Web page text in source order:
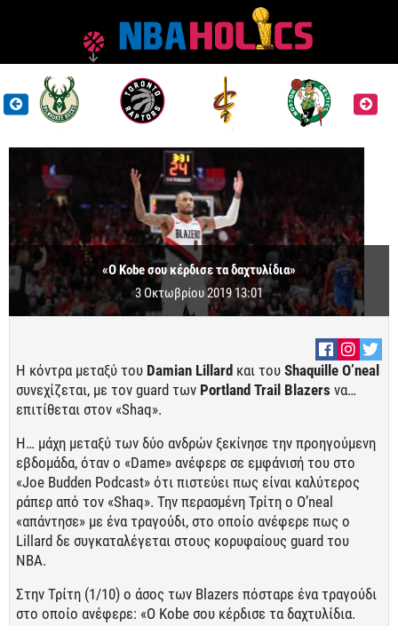
«Ο Kobe σου κέρδισε τα δαχτυλίδια»
3 Οκτωβρίου 2019 13:01
Η κόντρα μεταξύ του Damian Lillard και του Shaquille O’neal
συνεχίζεται, με τον guard των Portland Trail Blazers να…
επιτίθεται στον «Shaq».
Η… μάχη μεταξύ των δύο ανδρών ξεκίνησε την προηγούμενη
εβδομάδα, όταν ο «Dame» ανέφερε σε εμφάνισή του στο
«Joe Budden Podcast» ότι πιστεύει πως είναι καλύτερος
ράπερ από τον «Shaq». Την περασμένη Τρίτη ο O’neal
«απάντησε» με ένα τραγούδι, στο οποίο ανέφερε πως ο
Lillard δε συγκαταλέγεται στους κορυφαίους guard του
NBA.
Στην Τρίτη (1/10) ο άσος των Blazers πόσταρε ένα τραγούδι
στο οποίο ανέφερε: «Ο Kobe σου κέρδισε τα δαχτυλίδια.